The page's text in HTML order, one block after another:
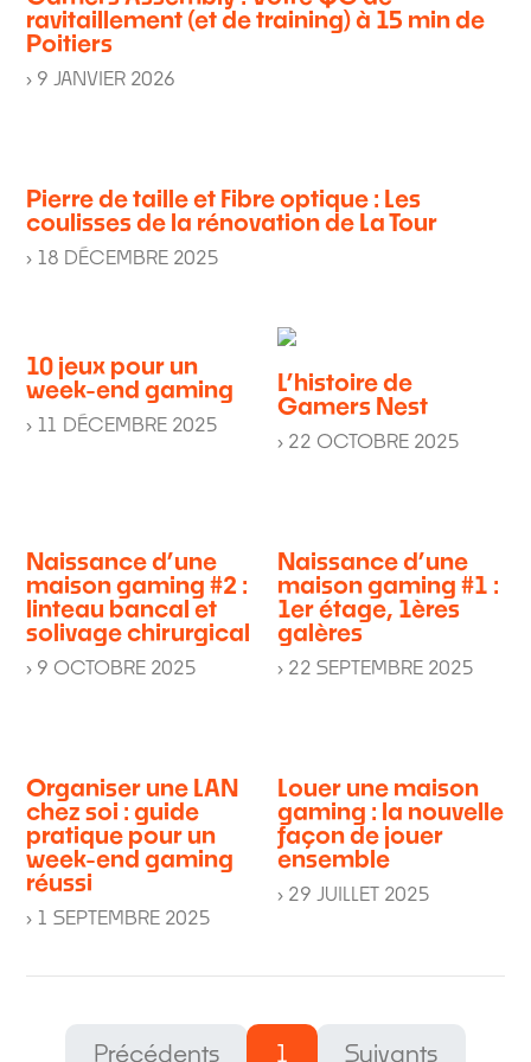
ravitaillement (et de training) à 15 min de
Poitiers
› 9 JANVIER 2026
Pierre de taille et Fibre optique : Les
coulisses de la rénovation de La Tour
› 18 DÉCEMBRE 2025
10 jeux pour un
week-end gaming
› 11 DÉCEMBRE 2025
L’histoire de
Gamers Nest
› 22 OCTOBRE 2025
Naissance d’une
maison gaming #2 :
linteau bancal et
solivage chirurgical
› 9 OCTOBRE 2025
Naissance d’une
maison gaming #1 :
1er étage, 1ères
galères
› 22 SEPTEMBRE 2025
Organiser une LAN
chez soi : guide
pratique pour un
week-end gaming
réussi
› 1 SEPTEMBRE 2025
Louer une maison
gaming : la nouvelle
façon de jouer
ensemble
› 29 JUILLET 2025
Précédents 1 Suivants